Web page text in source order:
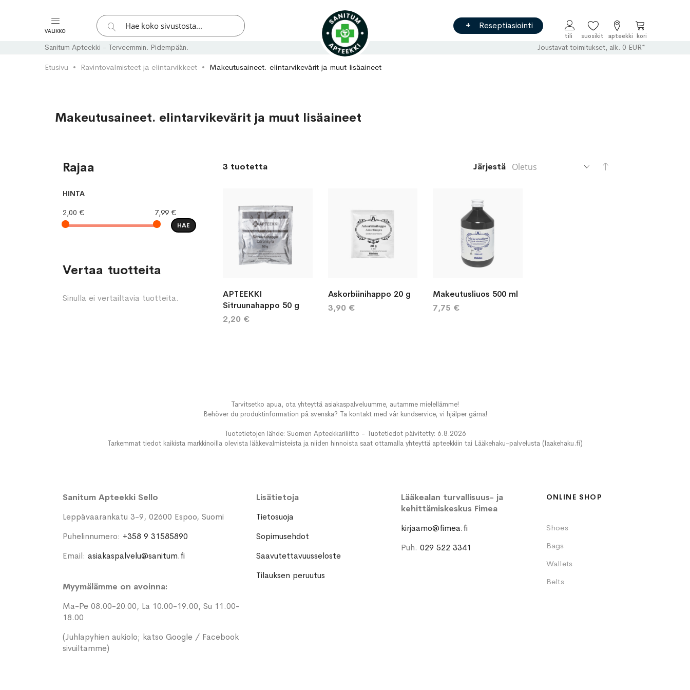
VALIKKO
Hae
Hae
Reseptiasiointi
Ostoskori
Sanitum Apteekki - Terveemmin. Pidempään. Joustavat toimitukset, alk. 0 EUR*
Etusivu Ravintovalmisteet ja elintarvikkeet Makeutusaineet. elintarvikevärit ja muut lisäaineet
Makeutusaineet. elintarvikevärit ja muut lisäaineet
3 tuotetta Järjestä
APTEEKKI
Sitruunahappo 50 g
2,20 €
Askorbiinihappo 20 g
3,90 €
Makeutusliuos 500 ml
7,75 €
Rajaa
HINTA
2,00 € 7,99 €
HAE
Vertaa tuotteita
Sinulla ei vertailtavia tuotteita.
Tarvitsetko apua, ota yhteyttä asiakaspalveluumme, autamme mielellämme!
Behöver du produktinformation på svenska? Ta kontakt med vår kundservice, vi hjälper gärna!
Tuotetietojen lähde: Suomen Apteekkariliitto - Tuotetiedot päivitetty: 6.8.2026
Tarkemmat tiedot kaikista markkinoilla olevista lääkevalmisteista ja niiden hinnoista saat ottamalla yhteyttä apteekkiin tai Lääkehaku-palvelusta (laakehaku.fi)
Sanitum Apteekki Sello
Leppävaarankatu 3-9, 02600 Espoo, Suomi
Puhelinnumero: +358 9 31585890
Email: asiakaspalvelu@sanitum.fi
Myymälämme on avoinna:
Ma-Pe 08.00-20.00, La 10.00-19.00, Su 11.00-
18.00
(Juhlapyhien aukiolo; katso Google / Facebook
sivuiltamme)
Lisätietoja
Tietosuoja
Sopimusehdot
Saavutettavuusseloste
Tilauksen peruutus
Lääkealan turvallisuus- ja
kehittämiskeskus Fimea
kirjaamo@fimea.fi
Puh.029 522 3341
ONLINE SHOP
Shoes
Bags
Wallets
Belts